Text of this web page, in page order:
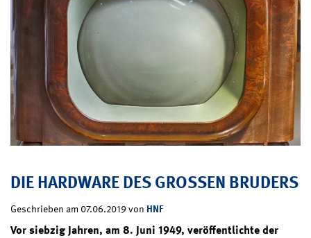
DIE HARDWARE DES GROSSEN BRUDERS
Geschrieben am 07.06.2019 von HNF
Vor siebzig Jahren, am 8. Juni 1949, veröffentlichte der